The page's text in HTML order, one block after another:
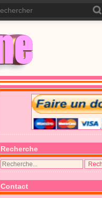
Recherche
Contact